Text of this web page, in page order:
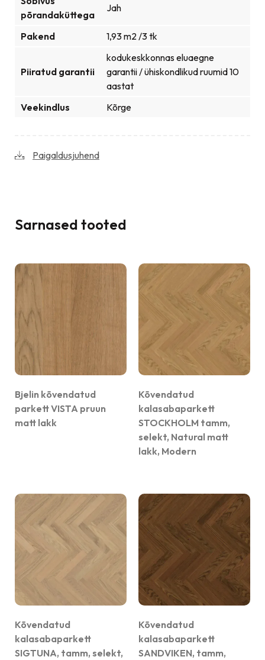
põrandaküttega
Jah
Pakend 1,93 m2 /3 tk
Piiratud garantii
kodukeskkonnas eluaegne
garantii / ühiskondlikud ruumid 10
aastat
Veekindlus
Kõrge
Paigaldusjuhend
Sarnased tooted
Bjelin kõvendatud
parkett VISTA pruun
matt lakk
Kõvendatud
kalasabaparkett
STOCKHOLM tamm,
selekt, Natural matt
lakk, Modern
Kõvendatud
kalasabaparkett
SIGTUNA, tamm, selekt,
Kõvendatud
kalasabaparkett
SANDVIKEN, tamm,